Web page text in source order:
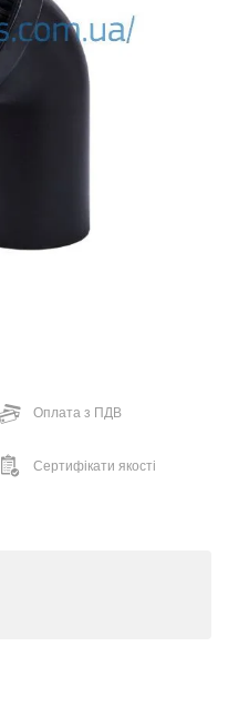
Оплата з ПДВ
Сертифікати якості